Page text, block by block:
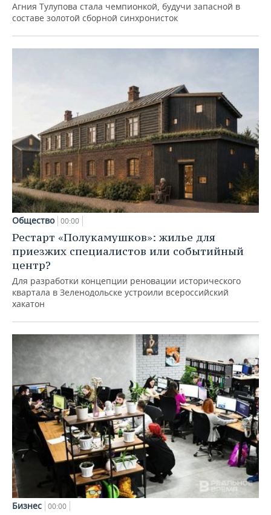
Агния Тулупова стала чемпионкой, будучи запасной в
составе золотой сборной синхронисток
Общество 00:00
Рестарт «Полукамушков»: жилье для
приезжих специалистов или событийный
центр?
Для разработки концепции реновации исторического
квартала в Зеленодольске устроили всероссийский
хакатон
Бизнес 00:00